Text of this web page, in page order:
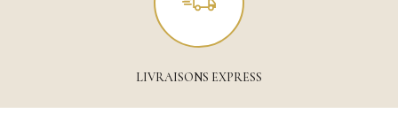
LIVRAISONS EXPRESS